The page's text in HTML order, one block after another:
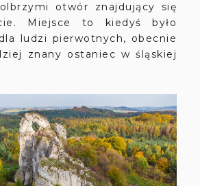
otwór znajdujący się
Miejsce to kiedyś było
ludzi pierwotnych, obecnie
znany ostaniec w śląskiej